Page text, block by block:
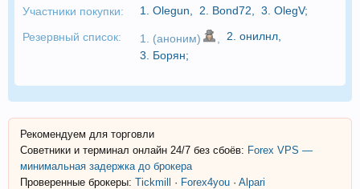
Участники покупки: 1. Olegun 2. Bond72 3. OlegV;
Резервный список: 1. (аноним) 2. онилнл
3. Борян;
Рекомендуем для торговли
Советники и терминал онлайн 24/7 без сбоёв: Forex VPS —
минимальная задержка до брокера
Проверенные брокеры: Tickmill · Forex4you · Alpari